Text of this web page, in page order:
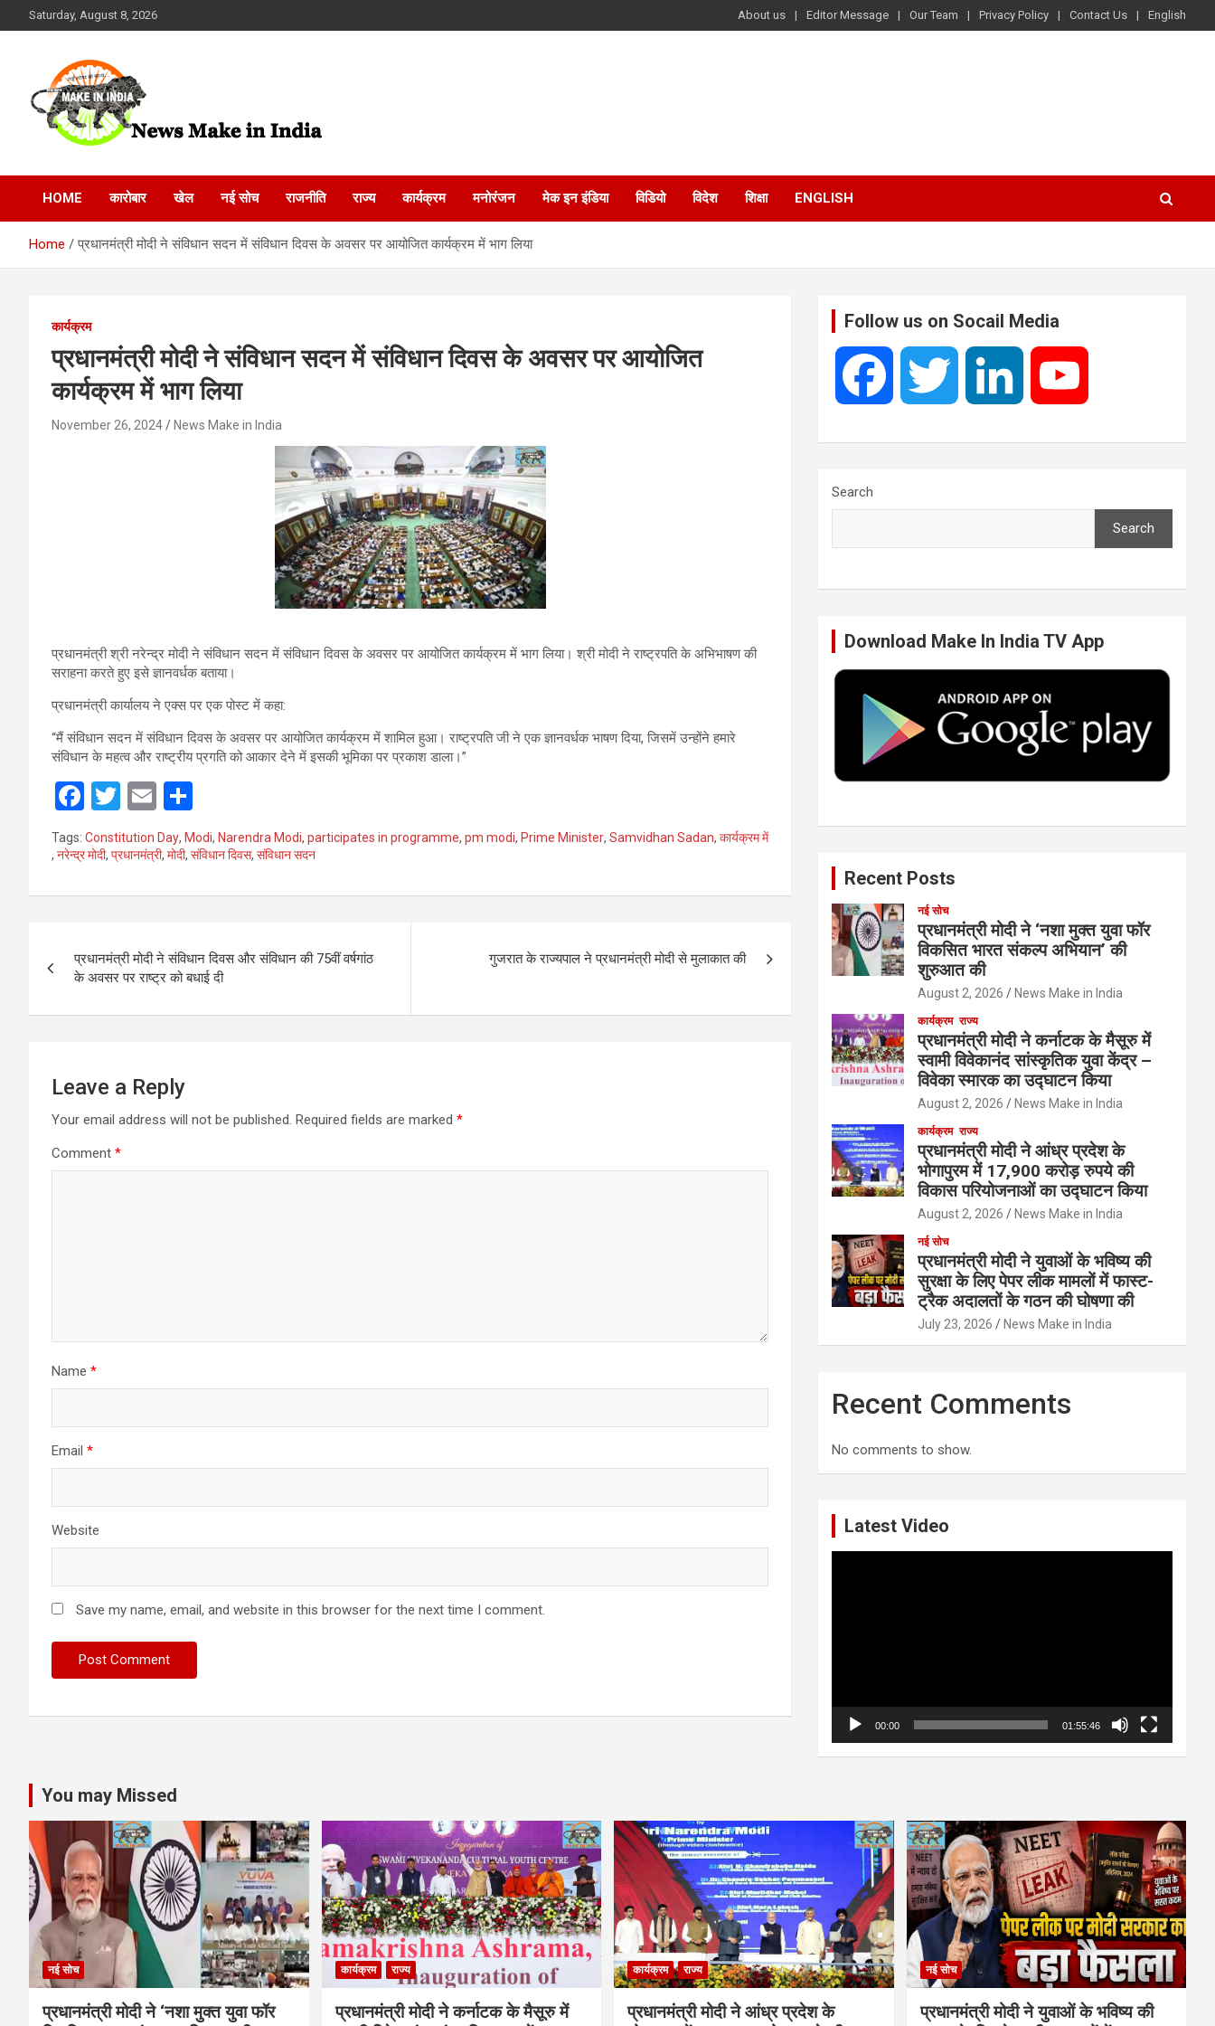
to
Saturday, August 8, 2026 About us Editor Message Our Team Privacy Policy Contact Us English
News Make In india
HOME कारोबार खेल नई सोच राजनीति राज्य कार्यक्रम मनोरंजन मेक इन इंडिया विडियो विदेश शिक्षा ENGLISH
Home प्रधानमंत्री मोदी ने संविधान सदन में संविधान दिवस के अवसर पर आयोजित कार्यक्रम में भाग लिया
कार्यक्रम
प्रधानमंत्री मोदी ने संविधान सदन में संविधान दिवस के अवसर पर आयोजित
कार्यक्रम में भाग लिया
November 26, 2024 News Make in India
प्रधानमंत्री श्री नरेन्द्र मोदी ने संविधान सदन में संविधान दिवस के अवसर पर आयोजित कार्यक्रम में भाग लिया। श्री मोदी ने राष्ट्रपति के अभिभाषण की
सराहना करते हुए इसे ज्ञानवर्धक बताया।
प्रधानमंत्री कार्यालय ने एक्स पर एक पोस्ट में कहा:
“मैं संविधान सदन में संविधान दिवस के अवसर पर आयोजित कार्यक्रम में शामिल हुआ। राष्ट्रपति जी ने एक ज्ञानवर्धक भाषण दिया, जिसमें उन्होंने हमारे
संविधान के महत्व और राष्ट्रीय प्रगति को आकार देने में इसकी भूमिका पर प्रकाश डाला।”
F
a
ce
k
T
wi
tt
E
m
ail
h
ar
Tags: Constitution Day, Modi, Narendra Modi, participates in programme, pm modi, Prime Minister, Samvidhan Sadan, कार्यक्रम में
, नरेन्द्र मोदी, प्रधानमंत्री, मोदी, संविधान दिवस, संविधान सदन
navigation
प्रधानमंत्री मोदी ने संविधान दिवस और संविधान की 75वीं वर्षगांठ
के अवसर पर राष्ट्र को बधाई दी
गुजरात के राज्यपाल ने प्रधानमंत्री मोदी से मुलाकात की
Leave a Reply
Your email address will not be published. Required fields are marked *
Comment *
Name *
Email *
Website
Save my name, email, and website in this browser for the next time I comment.
Follow us on Socail Media
e
o
k
t
r
k
I
n
T
e
Search
Search
Download Make In India TV App
Recent Posts
नई सोच
प्रधानमंत्री मोदी ने ‘नशा मुक्त युवा फॉर
विकसित भारत संकल्प अभियान’ की
शुरुआत की
August 2, 2026 News Make in India
कार्यक्रम राज्य
प्रधानमंत्री मोदी ने कर्नाटक के मैसूरु में
स्वामी विवेकानंद सांस्कृतिक युवा केंद्र –
विवेका स्मारक का उद्घाटन किया
August 2, 2026 News Make in India
कार्यक्रम राज्य
प्रधानमंत्री मोदी ने आंध्र प्रदेश के
भोगापुरम में 17,900 करोड़ रुपये की
विकास परियोजनाओं का उद्घाटन किया
August 2, 2026 News Make in India
नई सोच
प्रधानमंत्री मोदी ने युवाओं के भविष्य की
सुरक्षा के लिए पेपर लीक मामलों में फास्ट-
ट्रैक अदालतों के गठन की घोषणा की
July 23, 2026 News Make in India
Recent Comments
No comments to show.
Latest Video
00:00 01:55:46
You may Missed
नई सोच
प्रधानमंत्री मोदी ने ‘नशा मुक्त युवा फॉर
कार्यक्रम राज्य
प्रधानमंत्री मोदी ने कर्नाटक के मैसूरु में
कार्यक्रम राज्य
प्रधानमंत्री मोदी ने आंध्र प्रदेश के
नई सोच
प्रधानमंत्री मोदी ने युवाओं के भविष्य की